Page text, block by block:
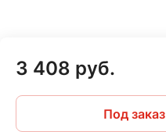
3 408 руб.
Под заказ